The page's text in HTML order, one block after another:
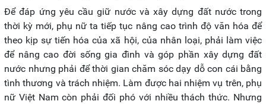
Để đáp ứng yêu cầu giữ nước và xây dựng đất nước trong
thời kỳ mới, phụ nữ ta tiếp tục nâng cao trình độ văn hóa để
theo kịp sự tiến hóa của xã hội, của nhân loại, phải làm việc
để nâng cao đời sống gia đình và góp phần xây dựng đất
nước nhưng phải để thời gian chăm sóc dạy dỗ con cái bằng
tình thương và trách nhiệm. Làm được hai nhiệm vụ trên, phụ
nữ Việt Nam còn phải đối phó với nhiều thách thức. Nhưng